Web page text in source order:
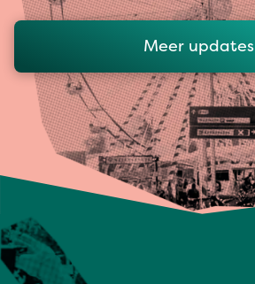
Meer updates